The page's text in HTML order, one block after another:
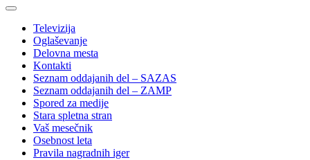
Televizija
Oglaševanje
Delovna mesta
Kontakti
Seznam oddajanih del – SAZAS
Seznam oddajanih del – ZAMP
Spored za medije
Stara spletna stran
Vaš mesečnik
Osebnost leta
Pravila nagradnih iger